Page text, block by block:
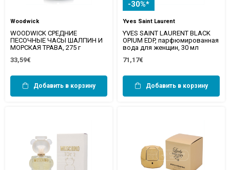
Woodwick
WOODWICK СРЕДНИЕ
ПЕСОЧНЫЕ ЧАСЫ ШАЛПИН И
МОРСКАЯ ТРАВА, 275 г
33,59€
Добавить в корзину
-30%*
Yves Saint Laurent
YVES SAINT LAURENT BLACK
OPIUM EDP, парфюмированная
вода для женщин, 30 мл
71,17€
Добавить в корзину